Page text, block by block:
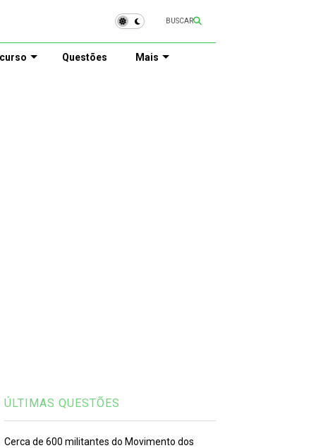
BUSCAR
Questões Mais
ÚLTIMAS QUESTÕES
Cerca de 600 militantes do Movimento dos